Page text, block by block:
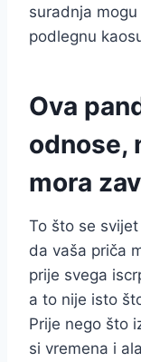
suradnja
podlegnu
Ova
odnose,
mora
To što se
da vaša priča
prije svega
a to nije isto
Prije nego što
si vremena i